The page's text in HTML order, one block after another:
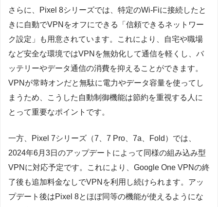
さらに、Pixel 8シリーズでは、特定のWi-Fiに接続したと
きに自動でVPNをオフにできる「信頼できるネットワー
ク設定」も用意されています。これにより、自宅や職場
など安全な環境ではVPNを無効化して通信を軽くし、バ
ッテリーやデータ通信の消費を抑えることができます。
VPNが常時オンだと無駄に電力やデータ容量を使ってし
まうため、こうした自動制御機能は節約を重視する人に
とって重要なポイントです。
一方、Pixel 7シリーズ（7、7 Pro、7a、Fold）では、
2024年6月3日のアップデートによって同様の組み込み型
VPNに対応予定です。これにより、Google One VPNの終
了後も追加料金なしでVPNを利用し続けられます。アッ
プデート後はPixel 8とほぼ同等の機能が使えるようにな